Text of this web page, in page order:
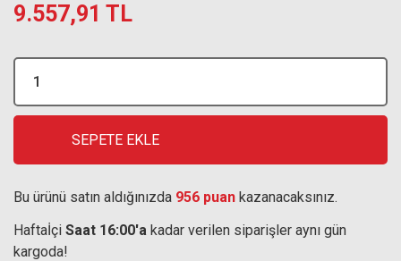
9.557,91 TL
SEPETE EKLE
Bu ürünü satın aldığınızda 956 puan kazanacaksınız.
Haftaİçi Saat 16:00'a kadar verilen siparişler aynı gün
kargoda!